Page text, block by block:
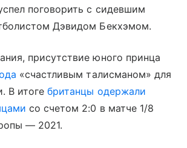
поговорить с сидевшим
Дэвидом Бекхэмом.
присутствие юного принца
«счастливым талисманом» для
В итогебританцы одержали
со счетом 2:0 в матче 1/8
— 2021.